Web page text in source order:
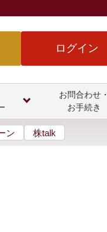
ログイン
お問合わせ・
お手続き
ン 株talk